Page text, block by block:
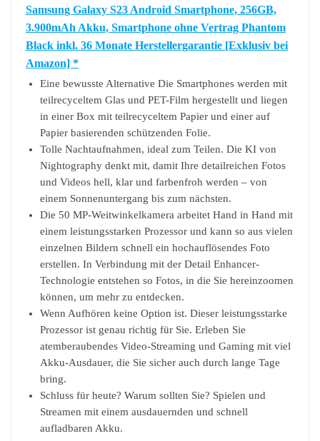
Samsung Galaxy S23 Android Smartphone, 256GB,
3.900mAh Akku, Smartphone ohne Vertrag Phantom
Black inkl. 36 Monate Herstellergarantie [Exklusiv bei
Amazon] *
Eine bewusste Alternative Die Smartphones werden mit
teilrecyceltem Glas und PET-Film hergestellt und liegen
in einer Box mit teilrecyceltem Papier und einer auf
Papier basierenden schützenden Folie.
Tolle Nachtaufnahmen, ideal zum Teilen. Die KI von
Nightography denkt mit, damit Ihre detailreichen Fotos
und Videos hell, klar und farbenfroh werden – von
einem Sonnenuntergang bis zum nächsten.
Die 50 MP-Weitwinkelkamera arbeitet Hand in Hand mit
einem leistungsstarken Prozessor und kann so aus vielen
einzelnen Bildern schnell ein hochauflösendes Foto
erstellen. In Verbindung mit der Detail Enhancer-
Technologie entstehen so Fotos, in die Sie hereinzoomen
können, um mehr zu entdecken.
Wenn Aufhören keine Option ist. Dieser leistungsstarke
Prozessor ist genau richtig für Sie. Erleben Sie
atemberaubendes Video-Streaming und Gaming mit viel
Akku-Ausdauer, die Sie sicher auch durch lange Tage
bring.
Schluss für heute? Warum sollten Sie? Spielen und
Streamen mit einem ausdauernden und schnell
aufladbaren Akku.